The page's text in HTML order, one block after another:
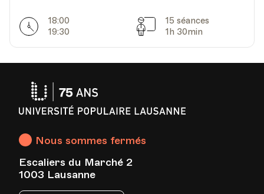
Horarires
18:00
19:30
Séances
15 séances
1h 30min
Nous sommes fermés
Escaliers du Marché 2
1003 Lausanne